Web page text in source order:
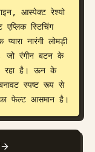
आस्पेक्ट रेश्यो
स्टिचिंग
नारंगी लोमड़ी
जो रंगीन बटन के
रहा है। ऊन के
स्पष्ट रूप से
फेल्ट आसमान है।